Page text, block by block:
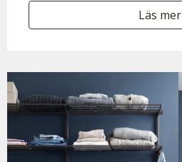
Läs mer